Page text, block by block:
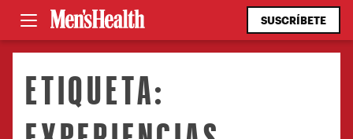
SUSCRÍBETE
ETIQUETA: